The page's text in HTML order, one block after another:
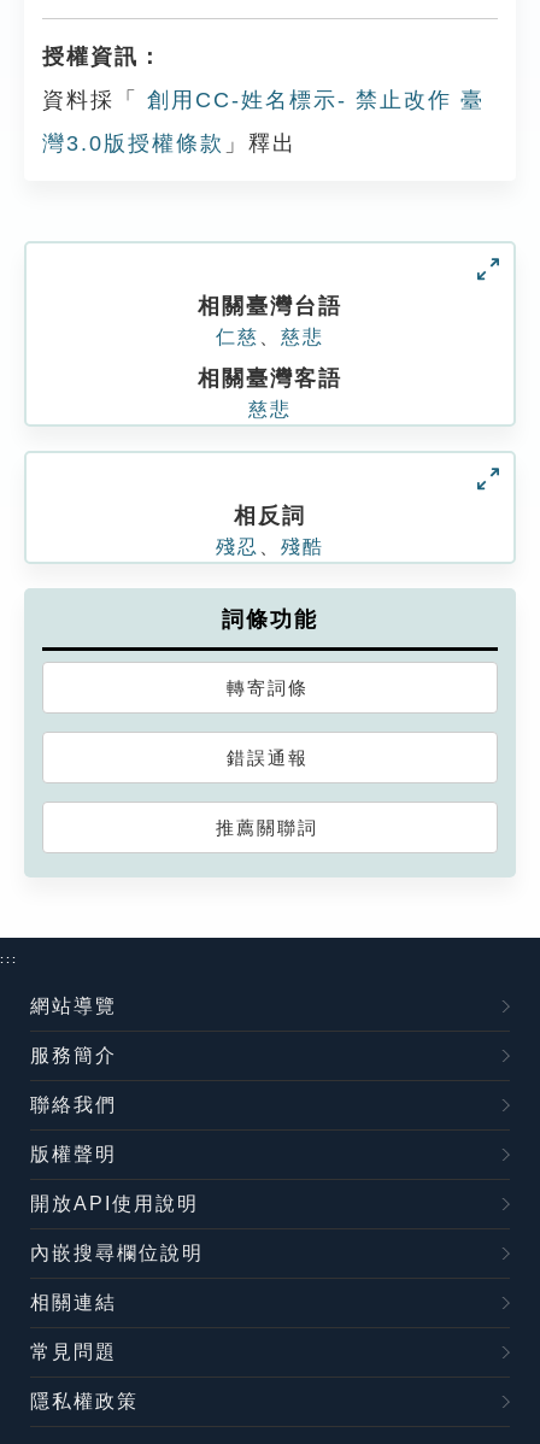
授權資訊：
資料採「
創用CC-姓名標示- 禁止改作 臺
灣3.0版授權條款 」釋出
相關臺灣台語
仁慈 慈悲
相關臺灣客語
慈悲
相反詞
殘忍 殘酷
詞條功能
轉寄詞條
錯誤通報
推薦關聯詞
:::
網站導覽
服務簡介
聯絡我們
版權聲明
開放API使用說明
內嵌搜尋欄位說明
相關連結
常見問題
隱私權政策